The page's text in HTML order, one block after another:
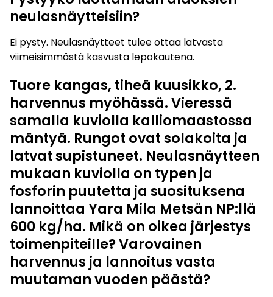
neulasnäytteisiin?
Ei pysty. Neulasnäytteet tulee ottaa latvasta
viimeisimmästä kasvusta lepokautena.
Tuore kangas, tiheä kuusikko, 2.
harvennus myöhässä. Vieressä
samalla kuviolla kalliomaastossa
mäntyä. Rungot ovat solakoita ja
latvat supistuneet. Neulasnäytteen
mukaan kuviolla on typen ja
fosforin puutetta ja suosituksena
lannoittaa Yara Mila Metsän NP:llä
600 kg/ha. Mikä on oikea järjestys
toimenpiteille? Varovainen
harvennus ja lannoitus vasta
muutaman vuoden päästä?